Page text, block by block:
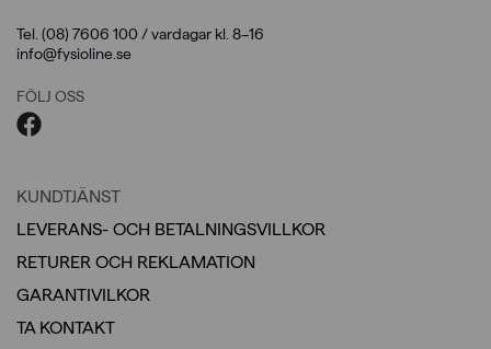
Tel. (08) 7606 100 / vardagar kl. 8–16
info@fysioline.se
FÖLJ OSS
KUNDTJÄNST
LEVERANS- OCH BETALNINGSVILLKOR
RETURER OCH REKLAMATION
GARANTIVILKOR
TA KONTAKT